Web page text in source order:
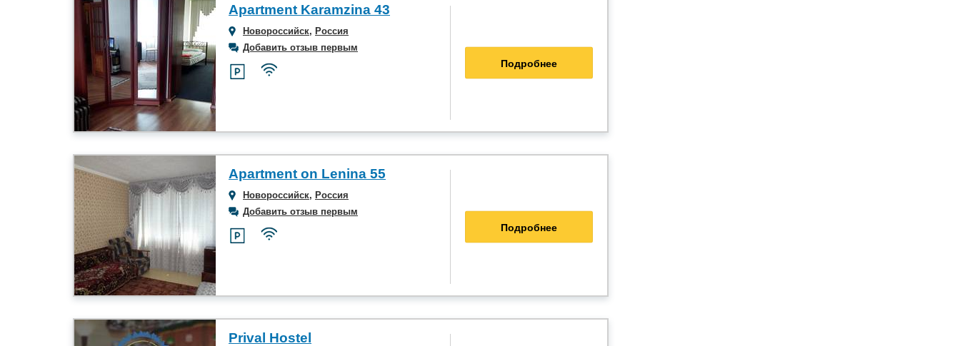
Apartment Karamzina 43
Новороссийск, Россия
Добавить отзыв первым
Подробнее
Apartment on Lenina 55
Новороссийск, Россия
Добавить отзыв первым
Подробнее
Prival Hostel